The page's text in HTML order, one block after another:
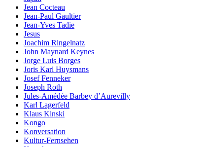
Jean Cocteau
Jean-Paul Gaultier
Jean-Yves Tadie
Jesus
Joachim Ringelnatz
John Maynard Keynes
Jorge Luis Borges
Joris Karl Huysmans
Josef Fenneker
Joseph Roth
Jules-Amédée Barbey d’Aurevilly
Karl Lagerfeld
Klaus Kinski
Kongo
Konversation
Kultur-Fernsehen